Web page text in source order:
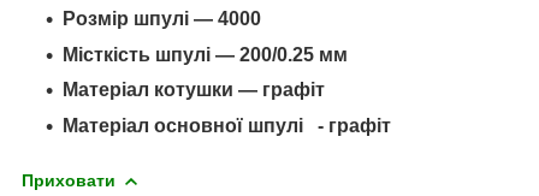
Розмір шпулі — 4000
Місткість шпулі — 200/0.25 мм
Матеріал котушки — графіт
Матеріал основної шпулі - графіт
Приховати